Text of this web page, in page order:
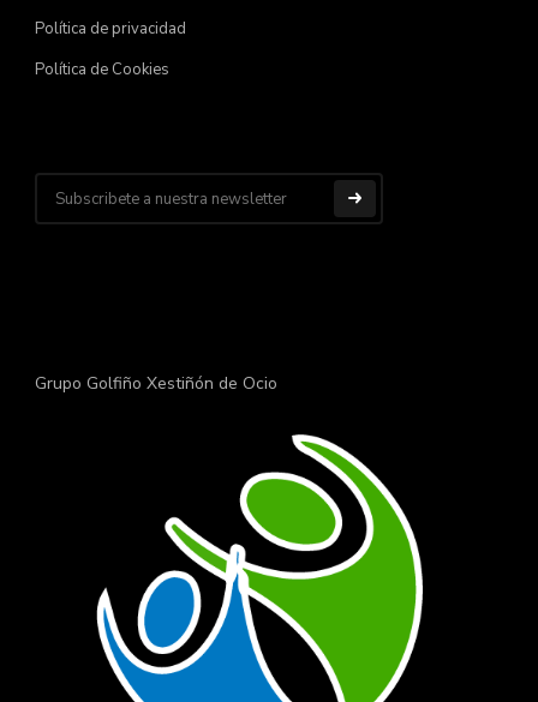
Política de privacidad
Política de Cookies
Grupo Golfiño Xestiñón de Ocio